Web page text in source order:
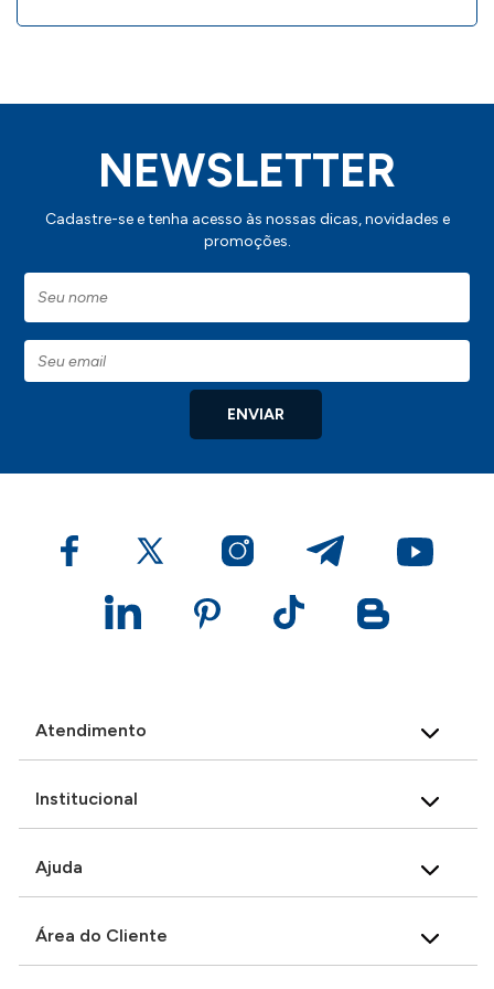
NEWSLETTER
Cadastre-se e tenha acesso às nossas dicas, novidades e
promoções.
ENVIAR
Atendimento
Institucional
Ajuda
Área do Cliente